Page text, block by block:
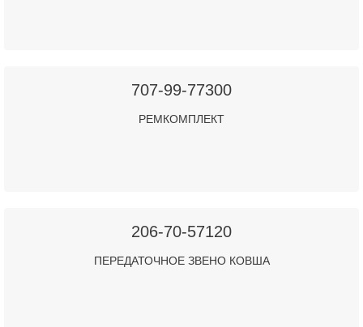
707-99-77300
РЕМКОМПЛЕКТ
206-70-57120
ПЕРЕДАТОЧНОЕ ЗВЕНО КОВША